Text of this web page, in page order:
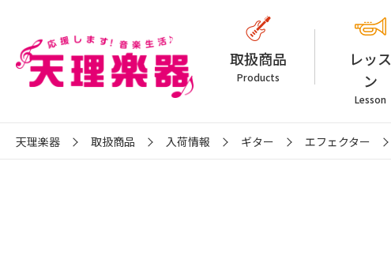
取扱商品
Products
レッス
ン
Lesson
天理楽器 取扱商品 入荷情報 ギター エフェクター